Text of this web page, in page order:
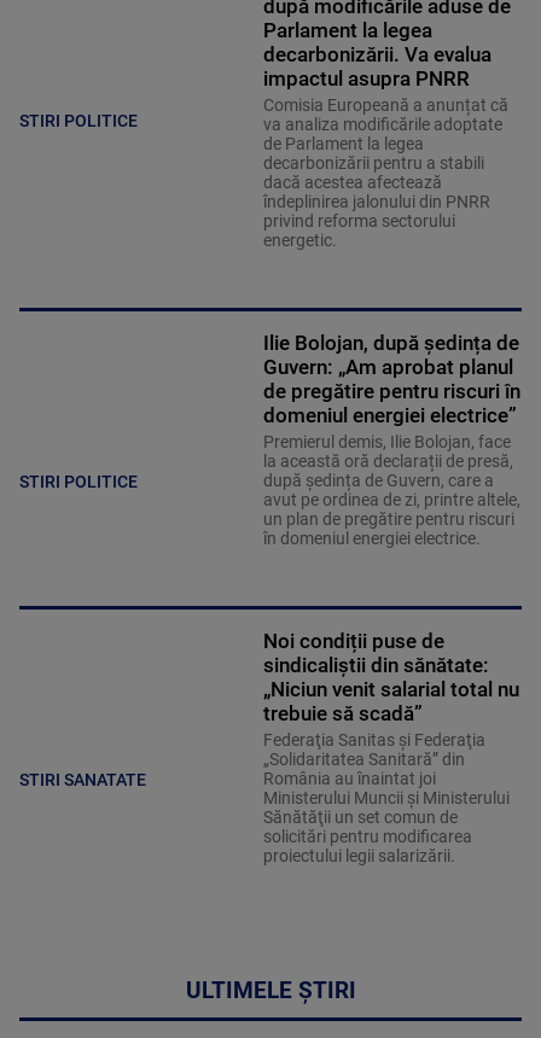
STIRI POLITICE
după modificările aduse de
Parlament la legea
decarbonizării. Va evalua
impactul asupra PNRR
Comisia Europeană a anunțat că
va analiza modificările adoptate
de Parlament la legea
decarbonizării pentru a stabili
dacă acestea afectează
îndeplinirea jalonului din PNRR
privind reforma sectorului
energetic.
STIRI POLITICE
Ilie Bolojan, după ședința de
Guvern: „Am aprobat planul
de pregătire pentru riscuri în
domeniul energiei electrice”
Premierul demis, Ilie Bolojan, face
la această oră declarații de presă,
după ședința de Guvern, care a
avut pe ordinea de zi, printre altele,
un plan de pregătire pentru riscuri
în domeniul energiei electrice.
STIRI SANATATE
Noi condiții puse de
sindicaliștii din sănătate:
„Niciun venit salarial total nu
trebuie să scadă”
Federaţia Sanitas şi Federaţia
„Solidaritatea Sanitară” din
România au înaintat joi
Ministerului Muncii şi Ministerului
Sănătăţii un set comun de
solicitări pentru modificarea
proiectului legii salarizării.
ULTIMELE ȘTIRI